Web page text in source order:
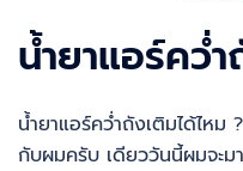
น้ำยาแอร์คว่
น้ำยาแอร์คว่ำถังเติมได้ไห
กับผมครับ เดียววันนี้ผมจะม